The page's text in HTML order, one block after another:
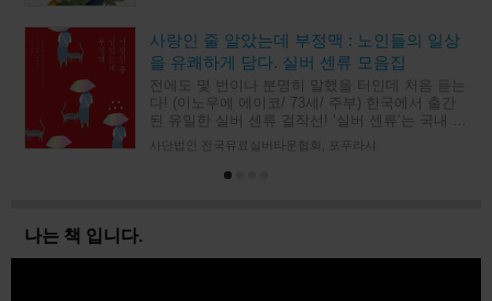
사랑인 줄 알았는데 부정맥 : 노인들의 일상
을 유쾌하게 담다. 실버 센류 모음집
전에도 몇 번이나 분명히 말했을 터인데 처음 듣는
다! (이노우에 에이코/ 73세/ 주부) 한국에서 출간
된 유일한 실버 센류 걸작선! ‘실버 센류’는 국내 인
터넷의 블로그나 트위터, 커뮤니티에 자주 오
사단법인 전국유료실버타운협회, 포푸라샤
나는 책 입니다.